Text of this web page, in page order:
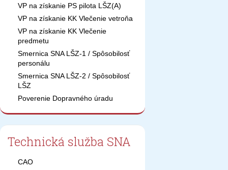
VP na získanie PS pilota LŠZ(A)
VP na získanie KK Vlečenie vetroňa
VP na získanie KK Vlečenie
predmetu
Smernica SNA LŠZ-1 / Spôsobilosť
personálu
Smernica SNA LŠZ-2 / Spôsobilosť
LŠZ
Poverenie Dopravného úradu
Technická služba SNA
CAO